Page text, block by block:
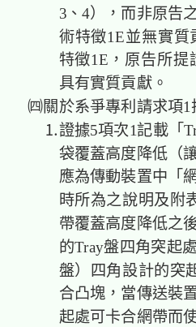
3、4），而非原告
術特徵1E並無實
特徵1E，原告所提
具有實質貢獻。
㈣關於系爭專利請求
⒈證據5項次1記載「
袋覆蓋高度降低（
應為傳動裝置中「
時所為之說明及附
帶覆蓋高度降低之
的Tray盤四角突起
盤）四角設計的突
合凸塊，當傳送裝
起處可卡合網帶而